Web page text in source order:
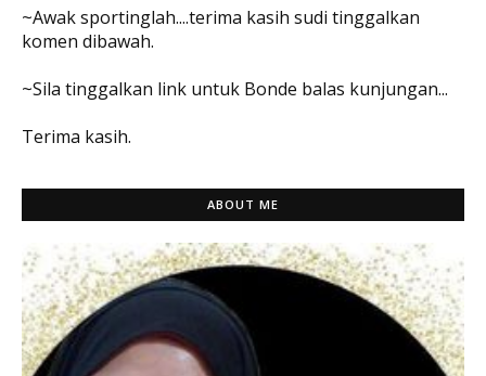
~Awak sportinglah....terima kasih sudi tinggalkan
komen dibawah.
~Sila tinggalkan link untuk Bonde balas kunjungan...
Terima kasih.
ABOUT ME